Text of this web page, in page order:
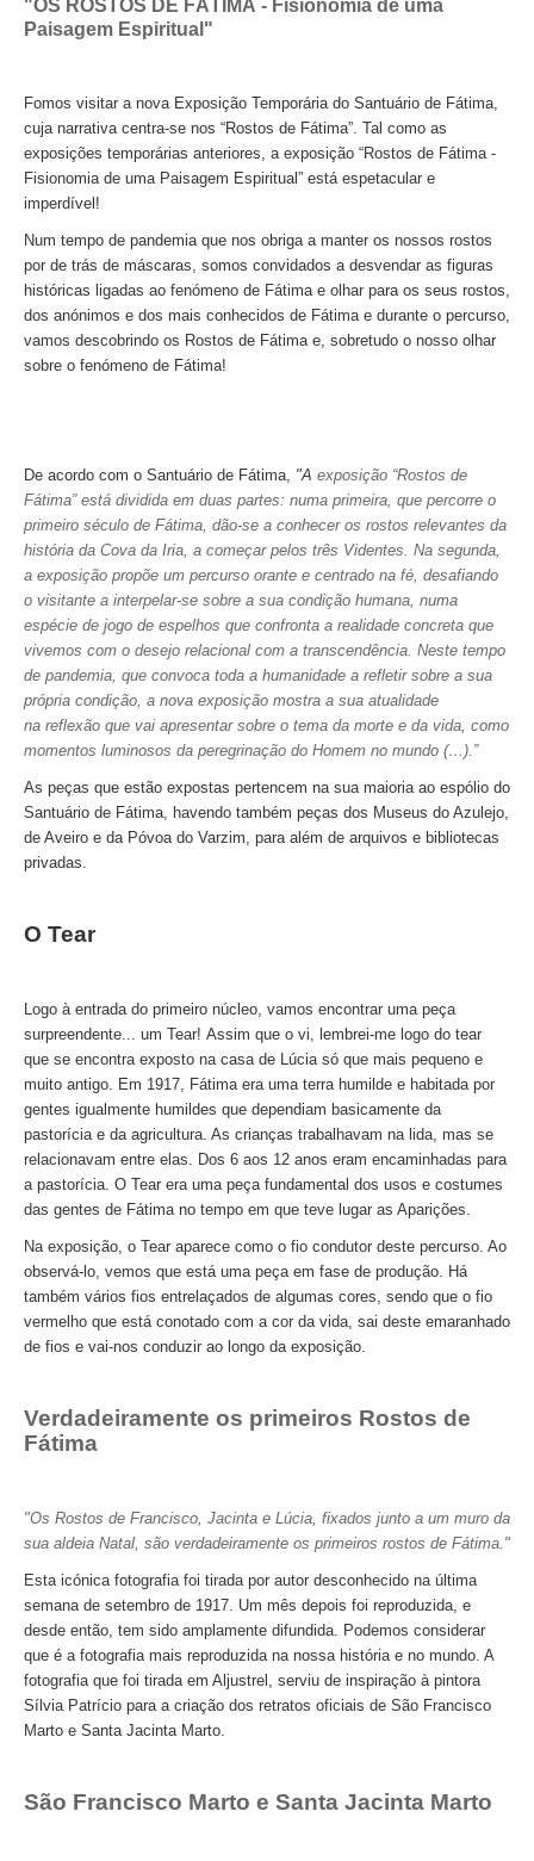
Óbidos
Fátima, Batalha, Nazaré e Óbidos
Fátima
Um dia em Fátima
Fátima, Batalha, Nazaré e Óbidos
Fátima e Ourém
Évora
Évora e Monsaraz
Évora e Arraiolos
Tours meio dia
Tour de meio-dia em Sintra
Tour de meio-dia em Fátima
Tours Temáticos
The Real Lisbon STREET ART Tour
The Lisbon Walk & Talk Street Art Tour
Rota do Azulejo
A Calçada Portuguesa
WineTours
Alentejo com prova de vinhos e azeite
Évora & Cartuxa
Turismo de Natureza
Rota do Salineiro
Birdwatching EVOA
Passeio de Natureza no Rio Tejo
Experiências
Workshop Tapete de Arraiolos
Longa distância
de Lisboa a Aveiro e Ílhavo, drop-off em Aveiro
de Lisboa a Óbidos, Nazaré e Fátima com drop-off no Porto
do Porto a Fátima, Nazaré e Óbidos com drop-off em Lisboa
Caminhos da Fé > 2 dias
Luz e Encanto > 4 dias
Descubra Portugal > 9 dias
Caminhos de Espanha
Mérida e Madrid > 2 dias
Reserve
Blog
"OS ROSTOS DE FÁTIMA - Fisionomia de uma
Paisagem Espiritual"
Fomos visitar a nova Exposição Temporária do Santuário de Fátima,
cuja narrativa centra-se nos “Rostos de Fátima”. Tal como as
exposições temporárias anteriores, a exposição “Rostos de Fátima -
Fisionomia de uma Paisagem Espiritual” está espetacular e
imperdível!
Num tempo de pandemia que nos obriga a manter os nossos rostos
por de trás de máscaras, somos convidados a desvendar as figuras
históricas ligadas ao fenómeno de Fátima e olhar para os seus rostos,
dos anónimos e dos mais conhecidos de Fátima e durante o percurso,
vamos descobrindo os Rostos de Fátima e, sobretudo o nosso olhar
sobre o fenómeno de Fátima!
De acordo com o Santuário de Fátima, "A exposição “Rostos de
Fátima” está dividida em duas partes: numa primeira, que percorre o
primeiro século de Fátima, dão-se a conhecer os rostos relevantes da
história da Cova da Iria, a começar pelos três Videntes. Na segunda,
a exposição propõe um percurso orante e centrado na fé, desafiando
o visitante a interpelar-se sobre a sua condição humana, numa
espécie de jogo de espelhos que confronta a realidade concreta que
vivemos com o desejo relacional com a transcendência. Neste tempo
de pandemia, que convoca toda a humanidade a refletir sobre a sua
própria condição, a nova exposição mostra a sua atualidade
na reflexão que vai apresentar sobre o tema da morte e da vida, como
momentos luminosos da peregrinação do Homem no mundo (…).”
As peças que estão expostas pertencem na sua maioria ao espólio do
Santuário de Fátima, havendo também peças dos Museus do Azulejo,
de Aveiro e da Póvoa do Varzim, para além de arquivos e bibliotecas
privadas.
O Tear
Logo à entrada do primeiro núcleo, vamos encontrar uma peça
surpreendente... um Tear! Assim que o vi, lembrei-me logo do tear
que se encontra exposto na casa de Lúcia só que mais pequeno e
muito antigo. Em 1917, Fátima era uma terra humilde e habitada por
gentes igualmente humildes que dependiam basicamente da
pastorícia e da agricultura. As crianças trabalhavam na lida, mas se
relacionavam entre elas. Dos 6 aos 12 anos eram encaminhadas para
a pastorícia. O Tear era uma peça fundamental dos usos e costumes
das gentes de Fátima no tempo em que teve lugar as Aparições.
Na exposição, o Tear aparece como o fio condutor deste percurso. Ao
observá-lo, vemos que está uma peça em fase de produção. Há
também vários fios entrelaçados de algumas cores, sendo que o fio
vermelho que está conotado com a cor da vida, sai deste emaranhado
de fios e vai-nos conduzir ao longo da exposição.
Verdadeiramente os primeiros Rostos de
Fátima
"Os Rostos de Francisco, Jacinta e Lúcia, fixados junto a um muro da
sua aldeia Natal, são verdadeiramente os primeiros rostos de Fátima."
Esta icónica fotografia foi tirada por autor desconhecido na última
semana de setembro de 1917. Um mês depois foi reproduzida, e
desde então, tem sido amplamente difundida. Podemos considerar
que é a fotografia mais reproduzida na nossa história e no mundo. A
fotografia que foi tirada em Aljustrel, serviu de inspiração à pintora
Sílvia Patrício para a criação dos retratos oficiais de São Francisco
Marto e Santa Jacinta Marto.
São Francisco Marto e Santa Jacinta Marto